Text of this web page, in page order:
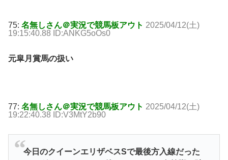
75: 名無しさん＠実況で競馬板アウト 2025/04/12(土)
19:15:40.88 ID:ANKG5oOs0
元皐月賞馬の扱い
77: 名無しさん＠実況で競馬板アウト 2025/04/12(土)
19:22:40.38 ID:V3MtY2b90
今日のクイーンエリザベスSで最後方入線だった